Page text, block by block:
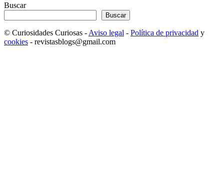
Buscar
Buscar
© Curiosidades Curiosas - Aviso legal - Política de privacidad y
cookies - revistasblogs@gmail.com